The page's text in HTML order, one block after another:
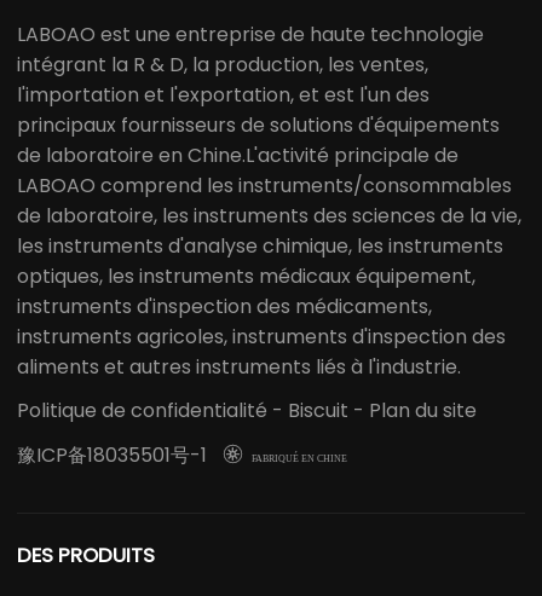
LABOAO est une entreprise de haute technologie
intégrant la R & D, la production, les ventes,
l'importation et l'exportation, et est l'un des
principaux fournisseurs de solutions d'équipements
de laboratoire en Chine.L'activité principale de
LABOAO comprend les instruments/consommables
de laboratoire, les instruments des sciences de la vie,
les instruments d'analyse chimique, les instruments
optiques, les instruments médicaux équipement,
instruments d'inspection des médicaments,
instruments agricoles, instruments d'inspection des
aliments et autres instruments liés à l'industrie.
Politique de confidentialité - Biscuit - Plan du site
豫ICP备18035501号-1
 FABRIQUÉ EN CHINE
DES PRODUITS